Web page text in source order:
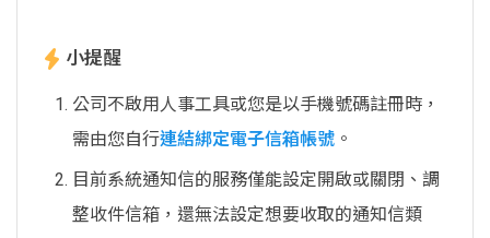
小提醒
公司不啟用人事工具或您是以手機號碼註冊時，
需由您自行連結綁定電子信箱帳號 。
目前系統通知信的服務僅能設定開啟或關閉、調
整收件信箱，還無法設定想要收取的通知信類